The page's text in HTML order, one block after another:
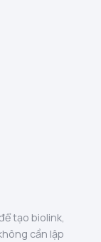
tạo biolink,
cần lập